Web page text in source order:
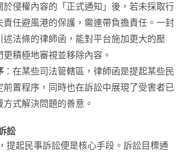
於侵權內容的「正式通知」後，若未採取行
責任避風港的保護，需連帶負擔責任。一封
述法條的律師函，能對平台施加更大的壓
更積極地審視並移除內容。
：在某些司法管轄區，律師函是提起某些民
前置程序，同時也在訴訟中展現了受害者已
式解決問題的善意。
訟
提起民事訴訟便是核心手段。訴訟目標通